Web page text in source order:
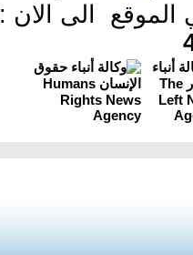
الى الان :